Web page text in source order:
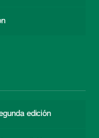
edición